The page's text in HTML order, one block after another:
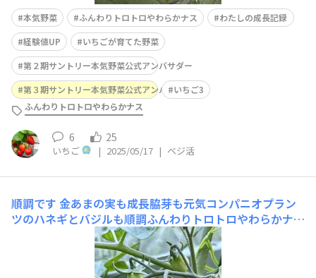
本気野菜 ふんわりトロトロやわらかナス
わたしの成長記録
経験値UP
いちごが育てた野菜
第２期サントリー本気野菜公式アンバサダー
第３期サントリー本気野菜公式アンバサダー
いちご3
ふんわりトロトロやわらかナス
6 25
いちご | 2025/05/17 | ベジ活
順調です 金あまの実も成長脇芽も元気コンパニオプラン
ツのハネギとバジルも順調ふんわりトロトロやわらかナス
花芽がつきましたルンゴも花芽がつきました